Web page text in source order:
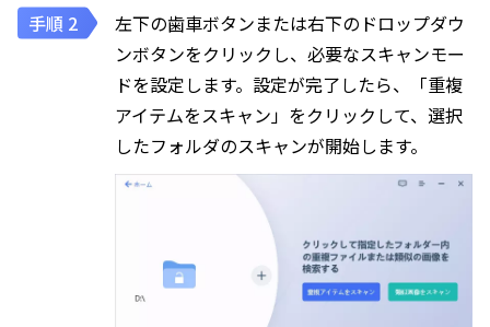
左下の歯車ボタンまたは右下のドロップダウ
ンボタンをクリックし、必要なスキャンモー
ドを設定します。設定が完了したら、「重複
アイテムをスキャン」をクリックして、選択
したフォルダのスキャンが開始します。